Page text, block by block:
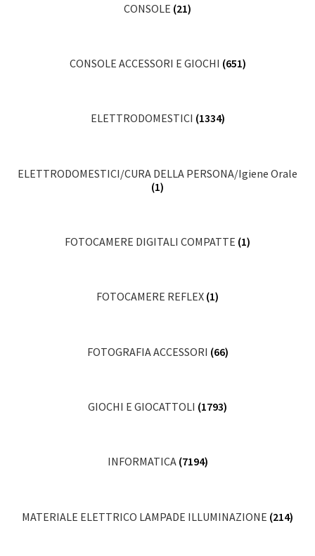
CONSOLE (21)
CONSOLE ACCESSORI E GIOCHI (651)
ELETTRODOMESTICI (1334)
ELETTRODOMESTICI/CURA DELLA PERSONA/Igiene Orale
(1)
FOTOCAMERE DIGITALI COMPATTE (1)
FOTOCAMERE REFLEX (1)
FOTOGRAFIA ACCESSORI (66)
GIOCHI E GIOCATTOLI (1793)
INFORMATICA (7194)
MATERIALE ELETTRICO LAMPADE ILLUMINAZIONE (214)